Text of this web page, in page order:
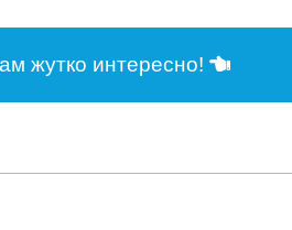
жутко интересно!